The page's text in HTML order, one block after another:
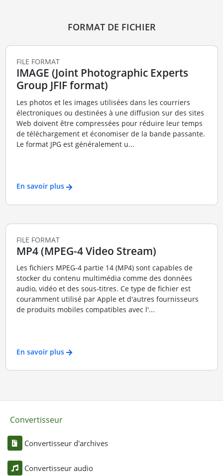
FORMAT DE FICHIER
FILE FORMAT
IMAGE (Joint Photographic Experts
Group JFIF format)
Les photos et les images utilisées dans les courriers
électroniques ou destinées à une diffusion sur des sites
Web doivent être compressées pour réduire leur temps
de téléchargement et économiser de la bande passante.
Le format JPG est généralement u...
En savoir plus
FILE FORMAT
MP4 (MPEG-4 Video Stream)
Les fichiers MPEG-4 partie 14 (MP4) sont capables de
stocker du contenu multimédia comme des données
audio, vidéo et des sous-titres. Ce type de fichier est
couramment utilisé par Apple et d'autres fournisseurs
de produits mobiles compatibles avec l'...
En savoir plus
Convertisseur
Convertisseur d'archives
Convertisseur audio